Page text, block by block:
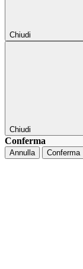
Chiudi
Chiudi
Conferma
Annulla Conferma